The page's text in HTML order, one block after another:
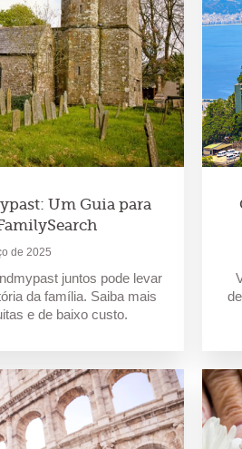
Um Guia para
de 2025
juntos pode levar
da família. Saiba mais
e de baixo custo.